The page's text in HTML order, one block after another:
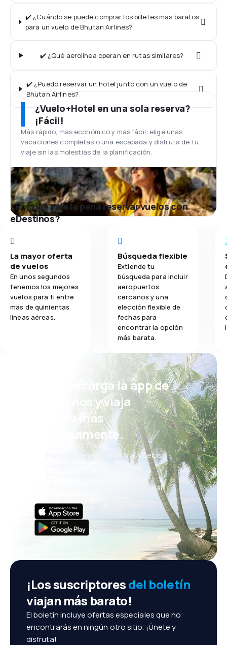
✔️ ¿Cuándo se puede comprar los billetes más baratos
para un vuelo de Bhutan Airlines?
✔️ ¿Qué aerolínea operan en rutas similares?
✔️ ¿Puedo reservar un hotel junto con un vuelo de
Bhutan Airlines?
¿Vuelo+Hotel en una sola reserva?
¡Fácil!
Más rápido, más económico y más fácil: elige unas
vacaciones completas o una escapada y disfruta de tu
viaje sin las molestias de la planificación.
¿Por qué vale la pena reservar vuelos con
eDestinos?
La mayor oferta
de vuelos
En unos segundos
tenemos los mejores
vuelos para ti entre
más de quinientas
líneas aéreas.
Búsqueda flexible
Extiende tu
búsqueda para incluir
aeropuertos
cercanos y una
elección flexible de
fechas para
encontrar la opción
más barata.
¡Eh! Descarga la app de
eDestinos y viaja
incluso más
cómodamente.
Nuevas ofertas cada día: vuelos,
vacaciones, escapadas
Cómoda gestión de reservas
¡Todo lo que importa, siempre al
¡Los suscriptoresdel boletín
viajan más barato!
El boletín incluye ofertas especiales que no
encontrarás en ningún otro sitio. ¡Únete y
disfruta!